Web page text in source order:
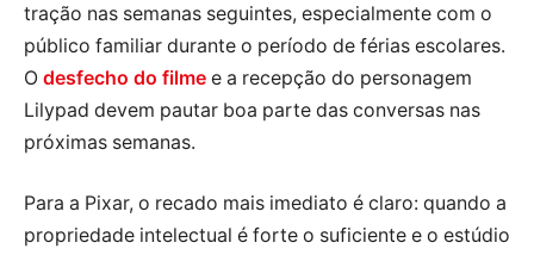
tração nas semanas seguintes, especialmente com o
público familiar durante o período de férias escolares.
O desfecho do filme e a recepção do personagem
Lilypad devem pautar boa parte das conversas nas
próximas semanas.
Para a Pixar, o recado mais imediato é claro: quando a
propriedade intelectual é forte o suficiente e o estúdio